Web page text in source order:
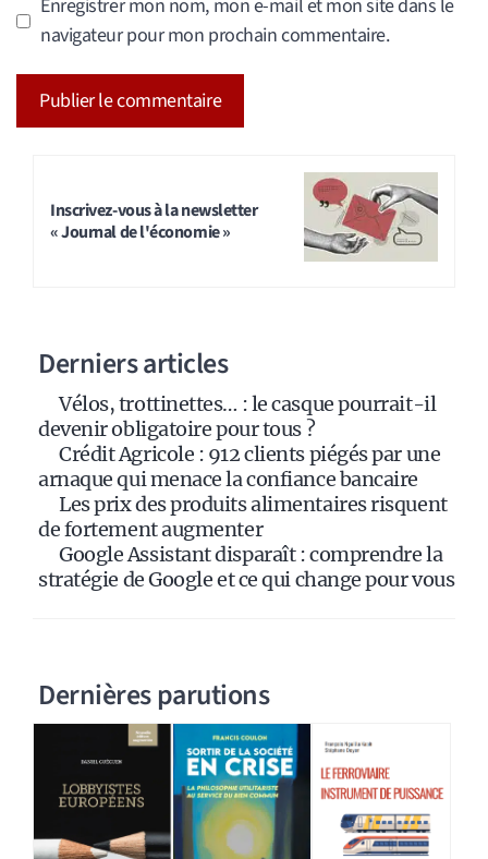
Enregistrer mon nom, mon e-mail et mon site dans le
navigateur pour mon prochain commentaire.
Inscrivez-vous à la newsletter
« Journal de l'économie »
Derniers articles
Vélos, trottinettes… : le casque pourrait-il
devenir obligatoire pour tous ?
Crédit Agricole : 912 clients piégés par une
arnaque qui menace la confiance bancaire
Les prix des produits alimentaires risquent
de fortement augmenter
Google Assistant disparaît : comprendre la
stratégie de Google et ce qui change pour vous
Dernières parutions